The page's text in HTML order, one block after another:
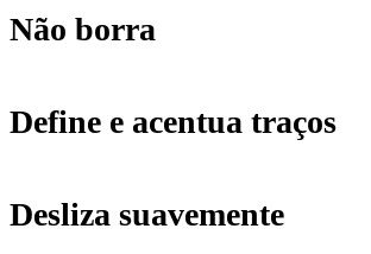
002
Black
Não borra
Define e acentua traços
Desliza suavemente